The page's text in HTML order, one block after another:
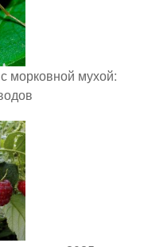
морковной мухой: